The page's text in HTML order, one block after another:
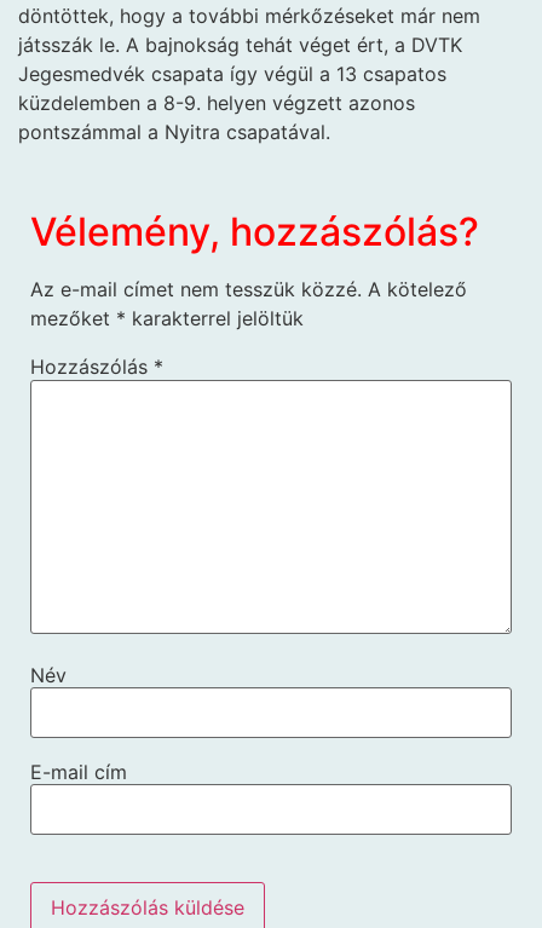
döntöttek, hogy a további mérkőzéseket már nem
játsszák le. A bajnokság tehát véget ért, a DVTK
Jegesmedvék csapata így végül a 13 csapatos
küzdelemben a 8-9. helyen végzett azonos
pontszámmal a Nyitra csapatával.
Vélemény, hozzászólás?
Az e-mail címet nem tesszük közzé. A kötelező
mezőket * karakterrel jelöltük
Hozzászólás *
Név
E-mail cím